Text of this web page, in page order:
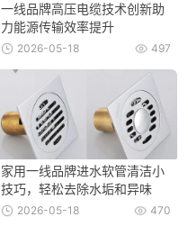
一线品牌高压电缆技术创新助
力能源传输效率提升
497
2026-05-18
家用一线品牌进水软管清洁小
技巧，轻松去除水垢和异味
470
2026-05-18